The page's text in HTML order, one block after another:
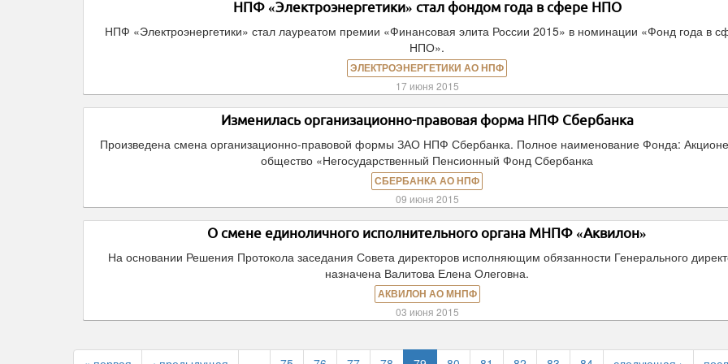
НПФ «Электроэнергетики» стал фондом года в сфере НПО
НПФ «Электроэнергетики» стал лауреатом премии «Финансовая элита России 2015» в номинации «Фонд года в
НПО».
ЭЛЕКТРОЭНЕРГЕТИКИ АО НПФ
17 июня 2015
Изменилась организационно-правовая форма НПФ Сбербанка
Произведена смена организационно-правовой формы ЗАО НПФ Сбербанка. Полное наименование Фонда:
общество «Негосударственный Пенсионный Фонд Сбербанка
СБЕРБАНКА АО НПФ
09 июня 2015
О смене единоличного исполнительного органа МНПФ «Аквилон»
На основании Решения Протокола заседания Совета директоров исполняющим обязанности Генерального
назначена Валитова Елена Олеговна.
АКВИЛОН АО МНПФ
03 июня 2015